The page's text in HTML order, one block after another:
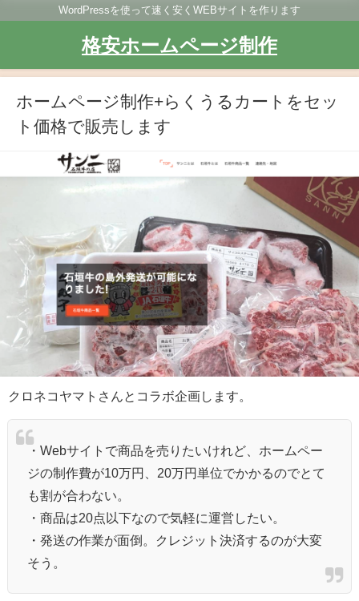
WordPressを使って速く安くWEBサイトを作ります
格安ホームページ制作
ホームページ制作+らくうるカートをセッ
ト価格で販売します
クロネコヤマトさんとコラボ企画します。
・Webサイトで商品を売りたいけれど、ホームペー
ジの制作費が10万円、20万円単位でかかるのでとて
も割が合わない。
・商品は20点以下なので気軽に運営したい。
・発送の作業が面倒。クレジット決済するのが大変
そう。